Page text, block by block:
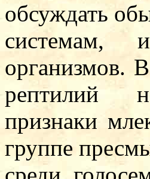
обсуждать
системам,
организмов.
рептилий
признаки
группе